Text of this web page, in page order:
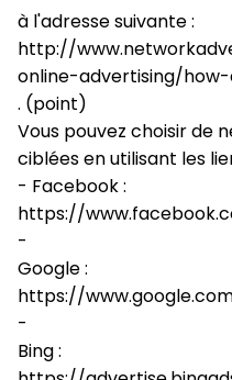
à l'adresse suivante :
http://
online-advertising/
. (point)
Vous pouvez choisir de
ciblées en utilisant les
- Facebook :
https://
-
Google :
https://
-
Bing :